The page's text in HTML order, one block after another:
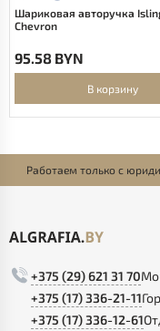
Шариковая авторучка
Chevron
95.58 BYN
В корзину
Работаем только с
+375 (29) 621 31 70
+375 (17) 336-21-11
+375 (17) 336-12-61